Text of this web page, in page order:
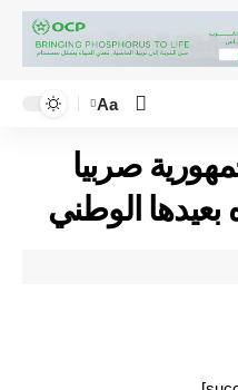
Aa
صربيا
بعيدها الوطني